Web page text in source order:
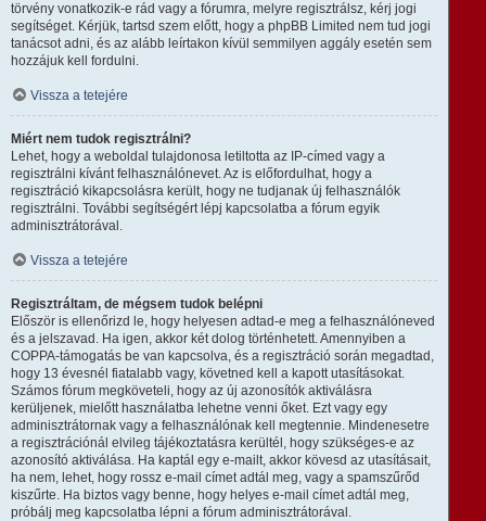
törvény vonatkozik-e rád vagy a fórumra, melyre regisztrálsz, kérj jogi
segítséget. Kérjük, tartsd szem előtt, hogy a phpBB Limited nem tud jogi
tanácsot adni, és az alább leírtakon kívül semmilyen aggály esetén sem
hozzájuk kell fordulni.
Vissza a tetejére
Miért nem tudok regisztrálni?
Lehet, hogy a weboldal tulajdonosa letiltotta az IP-címed vagy a
regisztrálni kívánt felhasználónevet. Az is előfordulhat, hogy a
regisztráció kikapcsolásra került, hogy ne tudjanak új felhasználók
regisztrálni. További segítségért lépj kapcsolatba a fórum egyik
adminisztrátorával.
Vissza a tetejére
Regisztráltam, de mégsem tudok belépni
Először is ellenőrizd le, hogy helyesen adtad-e meg a felhasználóneved
és a jelszavad. Ha igen, akkor két dolog történhetett. Amennyiben a
COPPA-támogatás be van kapcsolva, és a regisztráció során megadtad,
hogy 13 évesnél fiatalabb vagy, követned kell a kapott utasításokat.
Számos fórum megköveteli, hogy az új azonosítók aktiválásra
kerüljenek, mielőtt használatba lehetne venni őket. Ezt vagy egy
adminisztrátornak vagy a felhasználónak kell megtennie. Mindenesetre
a regisztrációnál elvileg tájékoztatásra kerültél, hogy szükséges-e az
azonosító aktiválása. Ha kaptál egy e-mailt, akkor kövesd az utasításait,
ha nem, lehet, hogy rossz e-mail címet adtál meg, vagy a spamszűrőd
kiszűrte. Ha biztos vagy benne, hogy helyes e-mail címet adtál meg,
próbálj meg kapcsolatba lépni a fórum adminisztrátorával.